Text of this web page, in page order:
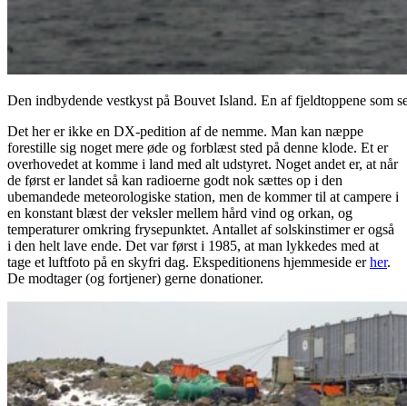
Den indbydende vestkyst på Bouvet Island. En af fjeldtoppene som
Det her er ikke en DX-pedition af de nemme. Man kan næppe
forestille sig noget mere øde og forblæst sted på denne klode. Et er
overhovedet at komme i land med alt udstyret. Noget andet er, at når
de først er landet så kan radioerne godt nok sættes op i den
ubemandede meteorologiske station, men de kommer til at campere i
en konstant blæst der veksler mellem hård vind og orkan, og
temperaturer omkring frysepunktet. Antallet af solskinstimer er også
i den helt lave ende. Det var først i 1985, at man lykkedes med at
tage et luftfoto på en skyfri dag. Ekspeditionens hjemmeside erher.
De modtager (og fortjener) gerne donationer.